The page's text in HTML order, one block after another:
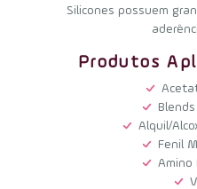
Silicones possuem
Produtos
Alquil/
Fenil
Amino